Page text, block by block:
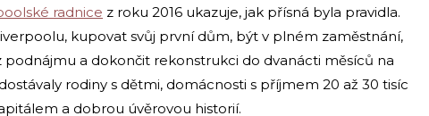
radnice z roku 2016 ukazuje, jak přísná byla pravidla.
kupovat svůj první dům, být v plném zaměstnání,
a dokončit rekonstrukci do dvanácti měsíců na
rodiny s dětmi, domácnosti s příjmem 20 až 30 tisíc
a dobrou úvěrovou historií.